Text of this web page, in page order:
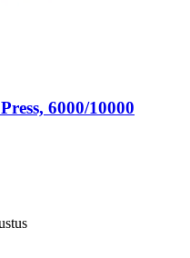
6000/10000